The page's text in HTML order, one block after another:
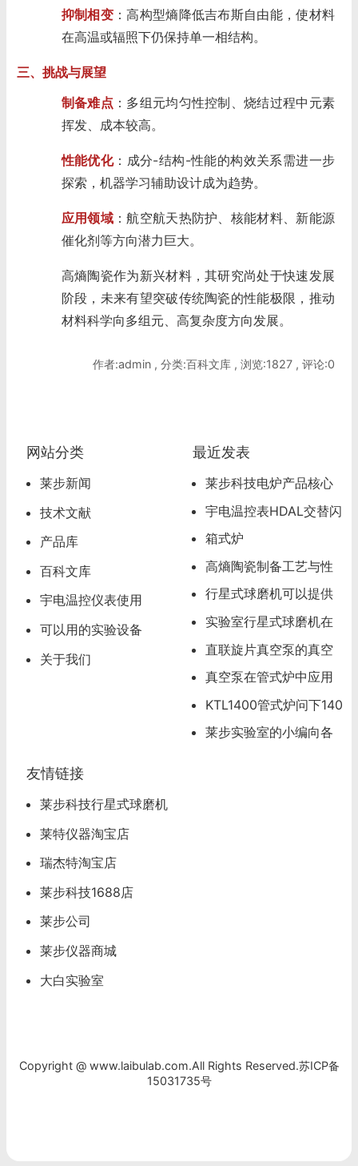
抑制相变：高构型熵降低吉布斯自由能，使材料
在高温或辐照下仍保持单一相结构。
三、挑战与展望
制备难点 ：多组元均匀性控制、烧结过程中元素
挥发、成本较高。
性能优化：成分-结构-性能的构效关系需进一步
探索，机器学习辅助设计成为趋势。
应用领域：航空航天热防护、核能材料、新能源
催化剂等方向潜力巨大。
高熵陶瓷作为新兴材料，其研究尚处于快速发展
阶段，未来有望突破传统陶瓷的性能极限，推动
材料科学向多组元、高复杂度方向发展。
作者:admin , 分类:百科文库 , 浏览:1827 , 评论:0
网站分类
莱步新闻
技术文献
产品库
百科文库
宇电温控仪表使用
可以用的实验设备
关于我们
最近发表
莱步科技电炉产品核心
超级卖点
宇电温控表HDAL交替闪
烁，超温报警怎么办
箱式炉
高熵陶瓷制备工艺与性
能分析
行星式球磨机可以提供
试磨服务
实验室行星式球磨机在
材料研发领域的应用
直联旋片真空泵的真空
度可以达到多少
真空泵在管式炉中应用
应该注意的问题
KTL1400管式炉问下140
0度管式炉怎么操作
莱步实验室的小编向各
友情链接
莱步科技行星式球磨机
莱特仪器淘宝店
瑞杰特淘宝店
莱步科技1688店
莱步公司
莱步仪器商城
大白实验室
Copyright @ www.laibulab.com.All Rights Reserved.苏ICP备
15031735号